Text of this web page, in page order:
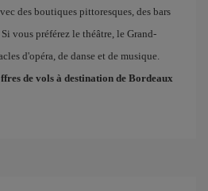
des boutiques pittoresques, des bars
vous préférez le théâtre, le Grand-
d'opéra, de danse et de musique.
de vols à destination de Bordeaux